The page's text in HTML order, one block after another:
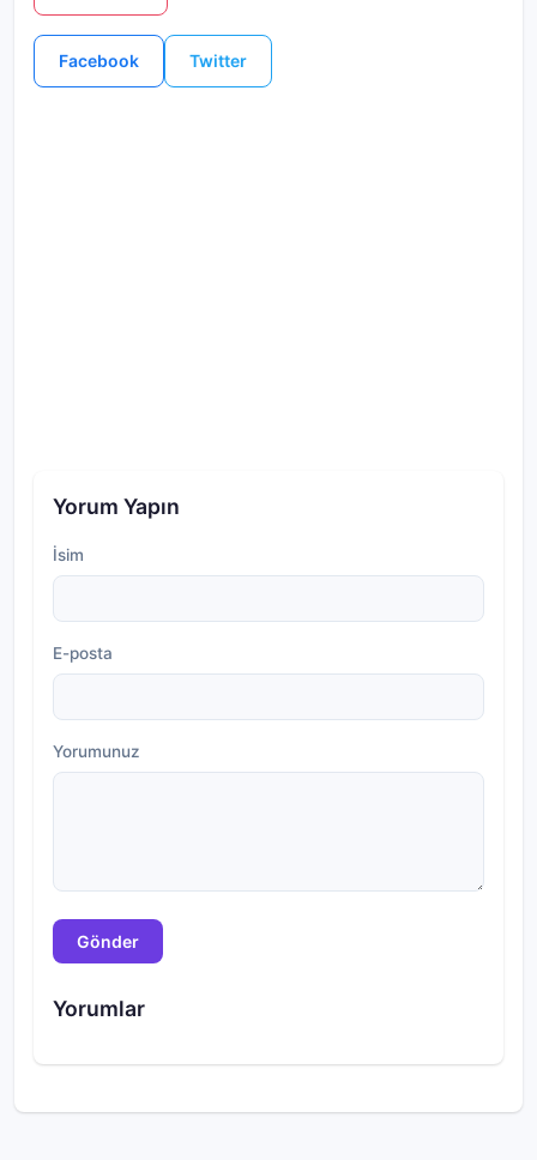
Facebook Twitter
Yorum Yapın
İsim
E-posta
Yorumunuz
Gönder
Yorumlar